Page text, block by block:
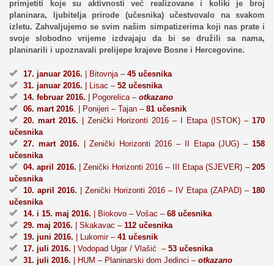
primjetiti koje su aktivnosti već realizovane i koliki je broj
planinara, ljubitelja prirode (učesnika) učestvovalo na svakom
izletu. Zahvaljujemo se svim našim simpatizerima koji nas prate i
svoje slobodno vrijeme izdvajaju da bi se družili sa nama,
planinarili i upoznavali prelijepe krajeve Bosne i Hercegovine.
17. januar 2016. | Bitovnja – 45 učesnika
31. januar 2016. | Lisac – 52 učesnika
14. februar 2016. | Pogorelica – otkazano
06. mart 2016 . | Ponijeri – Tajan – 81 učesnik
20. mart 2016. | Zenički Horizonti 2016 – I Etapa (ISTOK) – 170
učesnika
27. mart 2016. | Zenički Horizonti 2016 – II Etapa (JUG) –158
učesnika
04. april 2016. | Zenički Horizonti 2016 – III Etapa (SJEVER) –205
učesnika
10. april 2016. | Zenički Horizonti 2016 – IV Etapa (ZAPAD) – 180
učesnika
14. i 15. maj 2016. | Biokovo – Vošac – 68 učesnika
29. maj 2016. | Skakavac – 112 učesnika
19. juni 2016. | Lukomir – 41 učesnik
17. juli 2016. | Vodopad Ugar / Vlašić – 53 učesnika
31. juli 2016. | HUM – Planinarski dom Jedinci – otkazano